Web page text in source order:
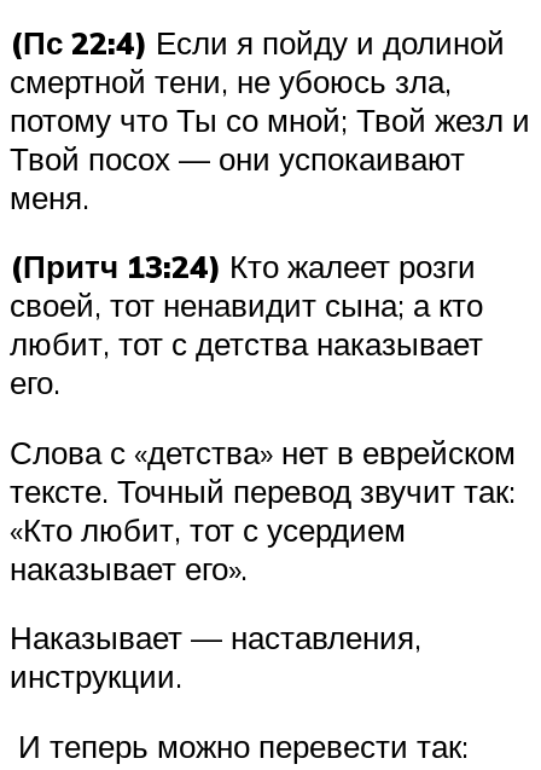
(Пс 22:4) Если я пойду и долиной
смертной тени, не убоюсь зла,
потому что Ты со мной; Твой жезл и
Твой посох — они успокаивают
меня.
(Притч 13:24) Кто жалеет розги
своей, тот ненавидит сына; а кто
любит, тот с детства наказывает
его.
Слова с «детства» нет в еврейском
тексте. Точный перевод звучит так:
«Кто любит, тот с усердием
наказывает его».
Наказывает — наставления,
инструкции.
И теперь можно перевести так: